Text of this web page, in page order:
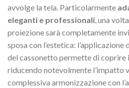
avvolge la tela. Particolarmente
eleganti e professionali , una
proiezione sarà completamente
sposa con l’estetica:
del cassonetto permette di coprire
riducendo notevolmente l’impatto
complessiva armonizzazione con